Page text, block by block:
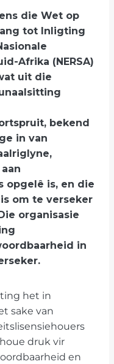
die Wet op
tot Inligting
Afrika (NERSA)
uit die
bekend
in van
opgelê is, en die
om te verseker
organisasie
in
het in
sake van
​​druk vir
en